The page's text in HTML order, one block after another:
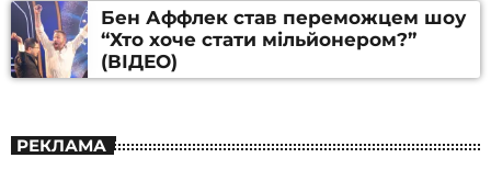
Бен Аффлек став переможцем шоу
“Хто хоче стати мільйонером?”
(ВІДЕО)
РЕКЛАМА